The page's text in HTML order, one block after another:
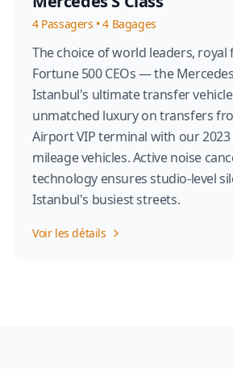
4 Passagers •4 Bagages
The choice of world leaders, royal
Fortune 500 CEOs — the
Istanbul's ultimate transfer
unmatched luxury on transfers
Airport VIP terminal with our
mileage vehicles. Active noise
technology ensures studio-level
Istanbul's busiest streets.
Voir les détails